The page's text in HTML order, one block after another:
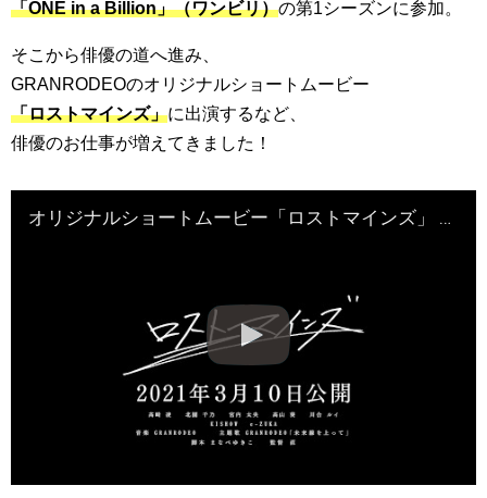
「ONE in a Billion」（ワンビリ）の第1シーズンに参加。
そこから俳優の道へ進み、
GRANRODEOのオリジナルショートムービー
「ロストマインズ」に出演するなど、
俳優のお仕事が増えてきました！
オリジナルショートムービー「ロストマインズ」 – 特報